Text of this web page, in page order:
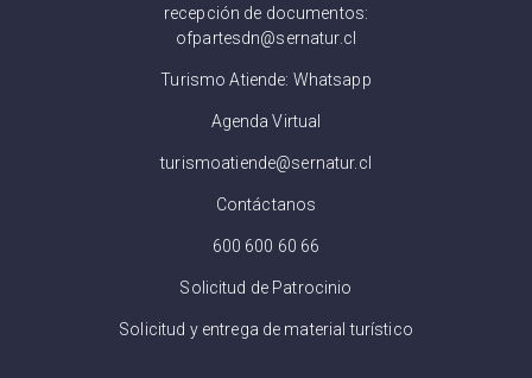
recepción de documentos:
ofpartesdn@sernatur.cl
Turismo Atiende: Whatsapp
Agenda Virtual
turismoatiende@sernatur.cl
Contáctanos
600 600 60 66
Solicitud de Patrocinio
Solicitud y entrega de material turístico